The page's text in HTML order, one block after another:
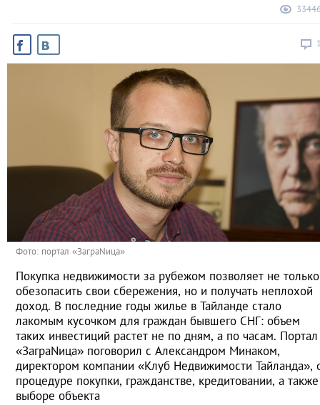
Фото: портал «ЗаграNица»
Покупка недвижимости за рубежом позволяет не только
обезопасить свои сбережения, но и получать неплохой
доход. В последние годы жилье в Тайланде стало
лакомым кусочком для граждан бывшего СНГ: объем
таких инвестиций растет не по дням, а по часам. Портал
«ЗаграNица» поговорил с Александром Минаком,
директором компании «Клуб Недвижимости Тайланда»,
процедуре покупки, гражданстве, кредитовании, а также
выборе объекта